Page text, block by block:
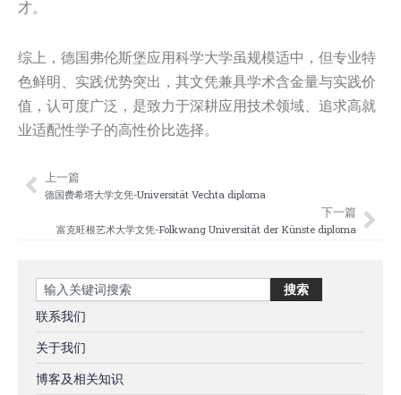
才。
综上，德国弗伦斯堡应用科学大学虽规模适中，但专业特
色鲜明、实践优势突出，其文凭兼具学术含金量与实践价
值，认可度广泛，是致力于深耕应用技术领域、追求高就
业适配性学子的高性价比选择。
Prev
上一篇
德国费希塔大学文凭-Universität Vechta diploma
下一篇
富克旺根艺术大学文凭-Folkwang Universität der Künste diploma
Search 搜索
联系我们
关于我们
博客及相关知识